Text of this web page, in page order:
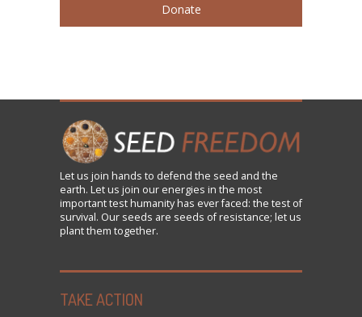
Donate
Let us join hands to defend the seed and the
earth. Let us join our energies in the most
important test humanity has ever faced: the test of
survival. Our seeds are seeds of resistance; let us
plant them together.
TAKE ACTION